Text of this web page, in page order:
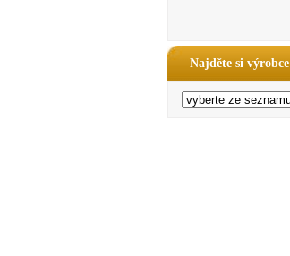
Najděte si výrobce